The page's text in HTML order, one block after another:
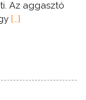
Az aggasztó
[…]